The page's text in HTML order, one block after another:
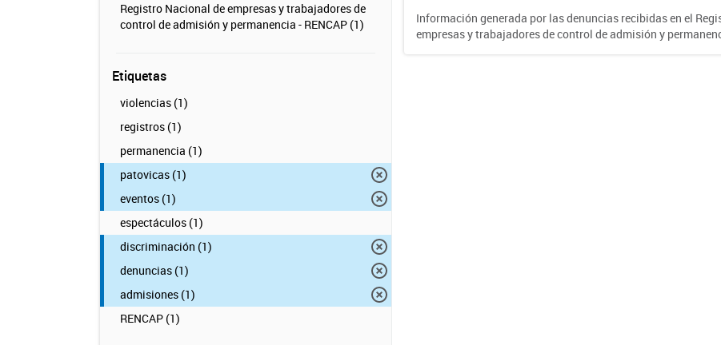
Registro Nacional de empresas y trabajadores de
control de admisión y permanencia - RENCAP (1)
Etiquetas
violencias (1)
registros (1)
permanencia (1)
patovicas (1)
eventos (1)
espectáculos (1)
discriminación (1)
denuncias (1)
admisiones (1)
RENCAP (1)
Información generada por las denuncias recibidas en el
empresas y trabajadores de control de admisión y